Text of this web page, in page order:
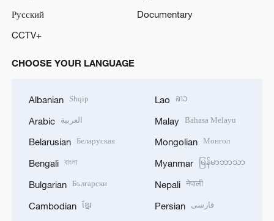
Русский
Documentary
CCTV+
CHOOSE YOUR LANGUAGE
Albanian Shqip
Arabic العربية
Belarusian Беларуская
Bengali বাংলা
Bulgarian Български
Cambodian ខ្មែរ
Lao ລາວ
Malay Bahasa Melayu
Mongolian Монгол
Myanmar မြန်မာဘာသာ
Nepali नेपाली
Persian فارسی